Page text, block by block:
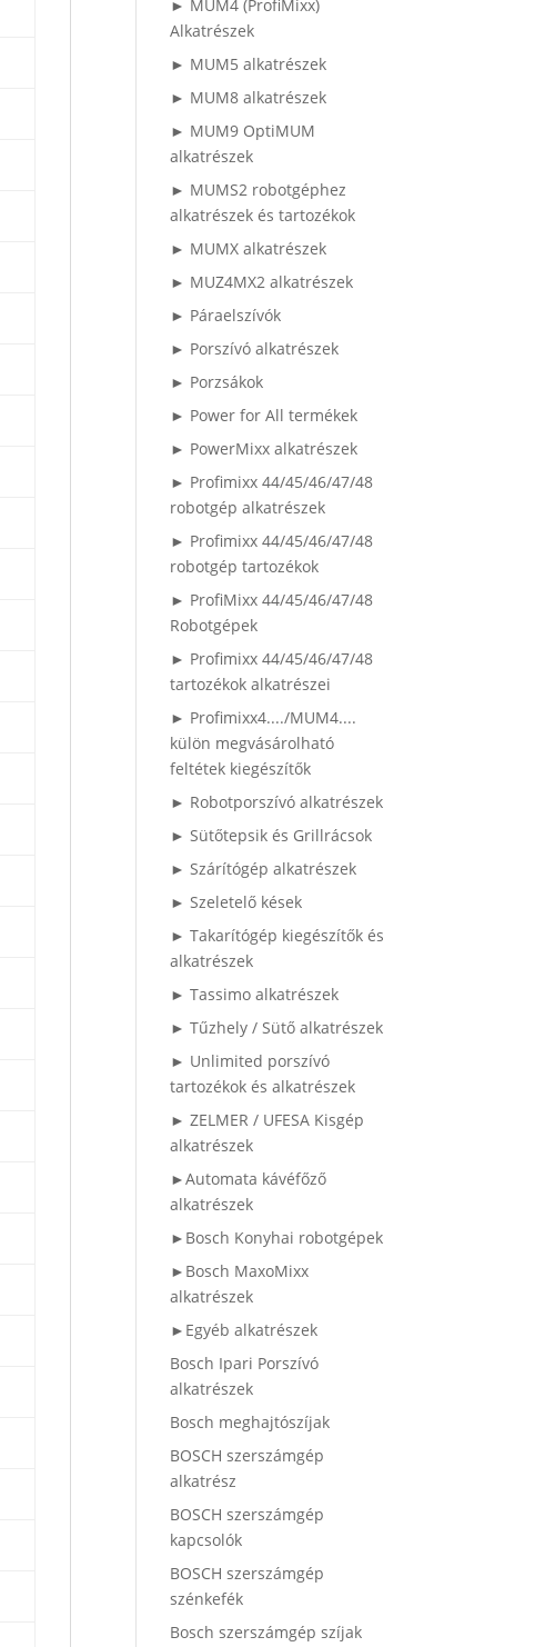
► MUM4 (ProfiMixx)
Alkatrészek
► MUM5 alkatrészek
► MUM8 alkatrészek
► MUM9 OptiMUM
alkatrészek
► MUMS2 robotgéphez
alkatrészek és tartozékok
► MUMX alkatrészek
► MUZ4MX2 alkatrészek
► Páraelszívók
► Porszívó alkatrészek
► Porzsákok
► Power for All termékek
► PowerMixx alkatrészek
► Profimixx 44/45/46/47/48
robotgép alkatrészek
► Profimixx 44/45/46/47/48
robotgép tartozékok
► ProfiMixx 44/45/46/47/48
Robotgépek
► Profimixx 44/45/46/47/48
tartozékok alkatrészei
► Profimixx4..../MUM4....
külön megvásárolható
feltétek kiegészítők
► Robotporszívó alkatrészek
► Sütőtepsik és Grillrácsok
► Szárítógép alkatrészek
► Szeletelő kések
► Takarítógép kiegészítők és
alkatrészek
► Tassimo alkatrészek
► Tűzhely / Sütő alkatrészek
► Unlimited porszívó
tartozékok és alkatrészek
► ZELMER / UFESA Kisgép
alkatrészek
►Automata kávéfőző
alkatrészek
►Bosch Konyhai robotgépek
►Bosch MaxoMixx
alkatrészek
►Egyéb alkatrészek
Bosch Ipari Porszívó
alkatrészek
Bosch meghajtószíjak
BOSCH szerszámgép
alkatrész
BOSCH szerszámgép
kapcsolók
BOSCH szerszámgép
szénkefék
Bosch szerszámgép szíjak